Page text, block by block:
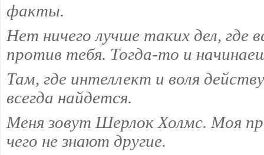
факты.
Нет ничего лучше таких дел, где
против тебя. Тогда-то и
Там, где интеллект и воля
всегда найдется.
Меня зовут Шерлок Холмс. Моя
чего не знают другие.